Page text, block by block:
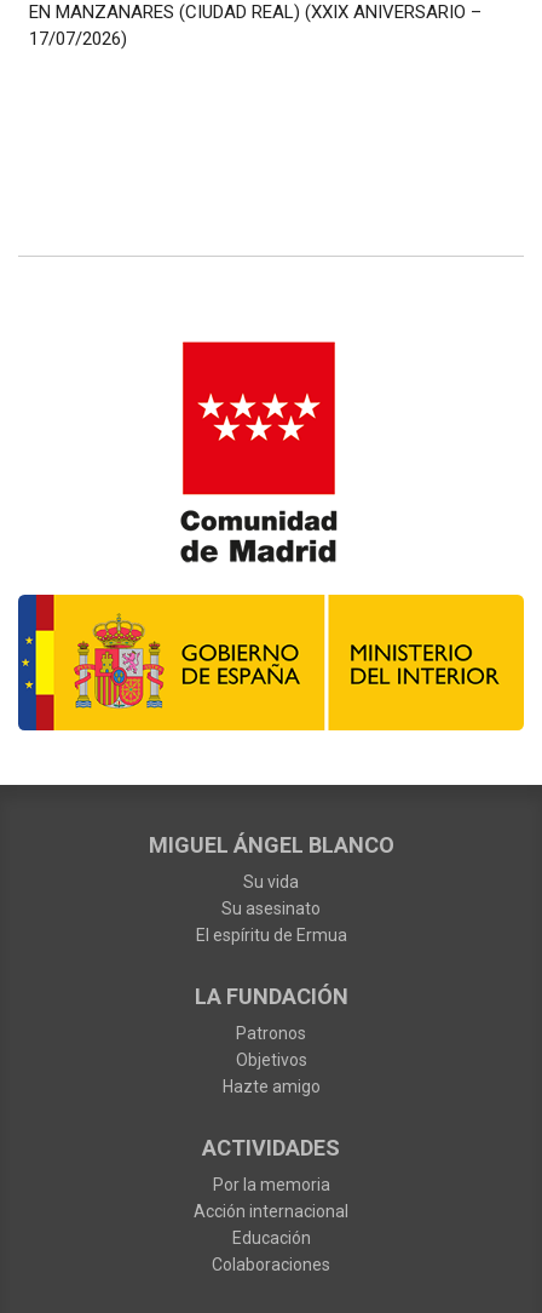
EN MANZANARES (CIUDAD REAL) (XXIX ANIVERSARIO –
17/07/2026)
MIGUEL ÁNGEL BLANCO
Su vida
Su asesinato
El espíritu de Ermua
LA FUNDACIÓN
Patronos
Objetivos
Hazte amigo
ACTIVIDADES
Por la memoria
Acción internacional
Educación
Colaboraciones